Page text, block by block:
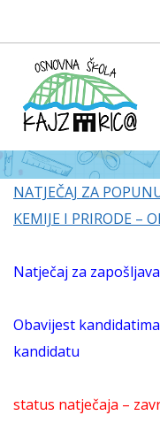
NATJEČAJ ZA
KEMIJE I PRIRODE –
Natječaj za
Obavijest
kandidatu
status natječaja –